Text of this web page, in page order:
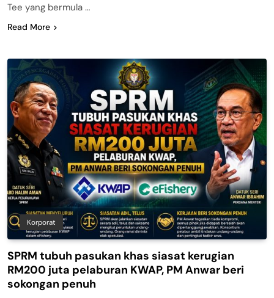
Tee yang bermula …
Read More
Korporat
SPRM tubuh pasukan khas siasat kerugian
RM200 juta pelaburan KWAP, PM Anwar beri
sokongan penuh